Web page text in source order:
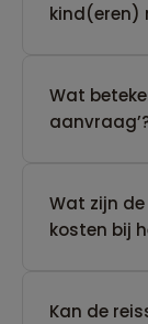
kind(eren)
Wat
Wat zijn
kosten bij
Kan de